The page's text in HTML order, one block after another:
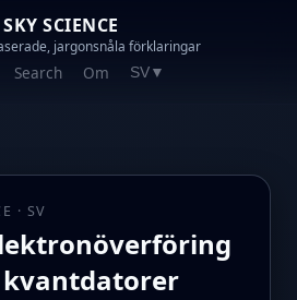
SCIENCE
jargonsnåla förklaringar
Search Om SV ▼
· SV